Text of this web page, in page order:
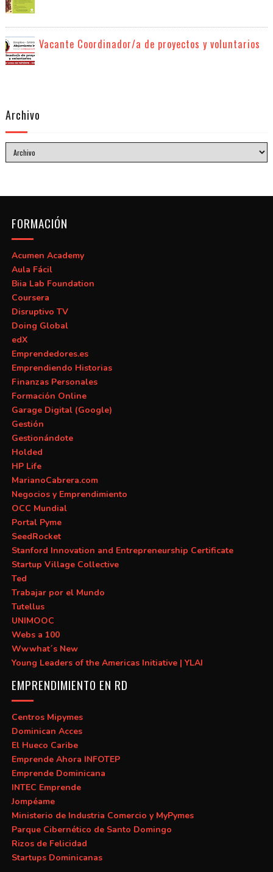
Vacante Coordinador/a de proyectos y voluntarios
Archivo
FORMACIÓN
Acumen Academy
Aula Fácil
Biia Lab Foundation
Coursera
Disruptivo TV
Doing Global
edX
Emprendedores.es
Emprendiendo Historias
Finanzas Personales
Formación Online
Garage Digital (Google)
Gestión
Gestionándote
Holded
HP Life
MarianoCabrera.com
Negocios y Emprendimiento
OCC Mundial
Portal Pyme
SeedRocket
Stanford Innovation and Entrepreneurship Certificate
Startup Village Collective
Ted
Trabajar por el Mundo
Tutellus
UNIMOOC
Webs a 100
Wwwhat´s New
Young Leaders of the Americas Initiative | YLAI
EMPRENDIMIENTO EN RD
Centros Mipymes
Dominican Acces
El Hueco Caribe
Emprende Ahora INFOTEP
Emprende Dominicana
INTEC Emprende
Jompéame
Ministerio de Industria Comercio y MyPymes
Parque Cibernético de Santo Domingo
Rizos de Felicidad
Startups Dominicanas